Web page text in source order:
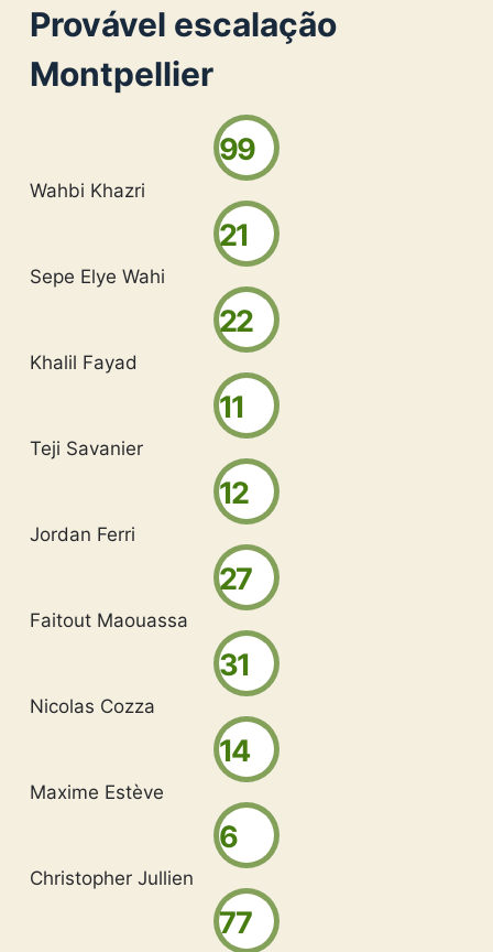
Provável escalação
Montpellier
99
Wahbi Khazri
21
Sepe Elye Wahi
22
Khalil Fayad
11
Teji Savanier
12
Jordan Ferri
27
Faitout Maouassa
31
Nicolas Cozza
14
Maxime Estève
6
Christopher Jullien
77